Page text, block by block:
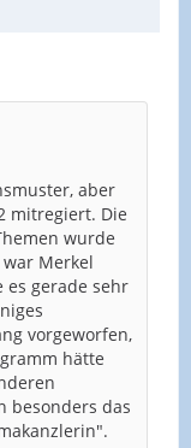
aber
mitregiert. Die
wurde
Merkel
gerade sehr
vorgeworfen,
hätte
besonders das